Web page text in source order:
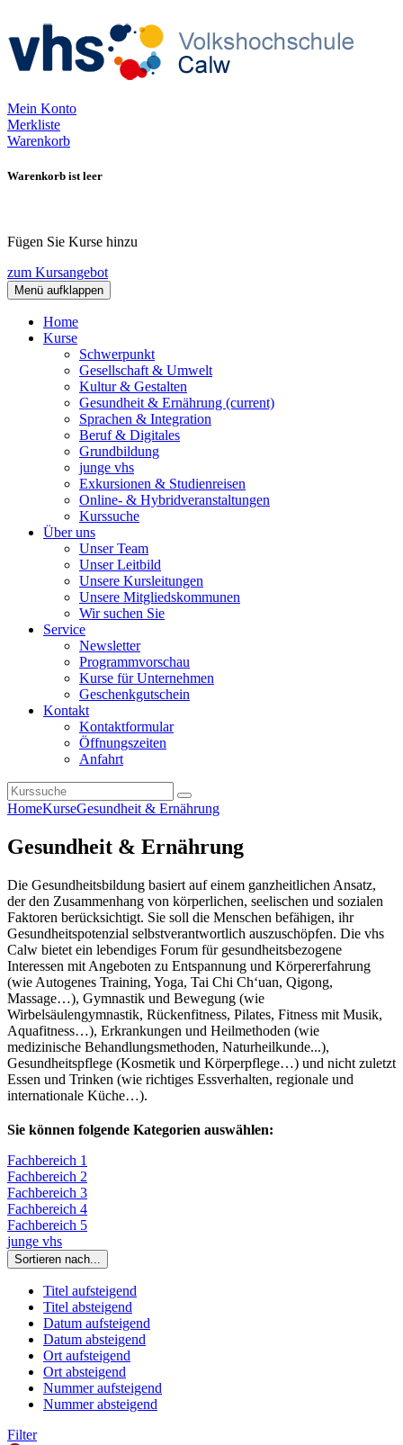
Mein Konto
Merkliste
Warenkorb
Warenkorb ist leer
Fügen Sie Kurse hinzu
zum Kursangebot
Menü aufklappen
Home
Kurse
Schwerpunkt
Gesellschaft & Umwelt
Kultur & Gestalten
Gesundheit & Ernährung (current)
Sprachen & Integration
Beruf & Digitales
Grundbildung
junge vhs
Exkursionen & Studienreisen
Online- & Hybridveranstaltungen
Kurssuche
Über uns
Unser Team
Unser Leitbild
Unsere Kursleitungen
Unsere Mitgliedskommunen
Wir suchen Sie
Service
Newsletter
Programmvorschau
Kurse für Unternehmen
Geschenkgutschein
Kontakt
Kontaktformular
Öffnungszeiten
Anfahrt
HomeKurseGesundheit & Ernährung
Gesundheit & Ernährung
Die Gesundheitsbildung basiert auf einem ganzheitlichen Ansatz,
der den Zusammenhang von körperlichen, seelischen und sozialen
Faktoren berücksichtigt. Sie soll die Menschen befähigen, ihr
Gesundheitspotenzial selbstverantwortlich auszuschöpfen. Die vhs
Calw bietet ein lebendiges Forum für gesundheitsbezogene
Interessen mit Angeboten zu Entspannung und Körpererfahrung
(wie Autogenes Training, Yoga, Tai Chi Ch‘uan, Qigong,
Massage…), Gymnastik und Bewegung (wie
Wirbelsäulengymnastik, Rückenfitness, Pilates, Fitness mit Musik,
Aquafitness…), Erkrankungen und Heilmethoden (wie
medizinische Behandlungsmethoden, Naturheilkunde...),
Gesundheitspflege (Kosmetik und Körperpflege…) und nicht zuletzt
Essen und Trinken (wie richtiges Essverhalten, regionale und
internationale Küche…).
Sie können folgende Kategorien auswählen:
Fachbereich 1
Fachbereich 2
Fachbereich 3
Fachbereich 4
Fachbereich 5
junge vhs
Sortieren nach...
Titel aufsteigend
Titel absteigend
Datum aufsteigend
Datum absteigend
Ort aufsteigend
Ort absteigend
Nummer aufsteigend
Nummer absteigend
Filter